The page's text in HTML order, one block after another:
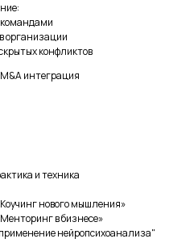
командами
организации
конфликтов
интеграция
и техника
нового мышления»
в бизнесе»
нейропсихоанализа"